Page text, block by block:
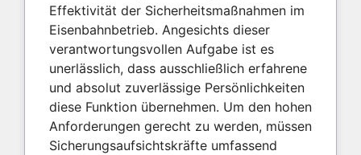
Effektivität der Sicherheitsmaßnahmen im
Eisenbahnbetrieb. Angesichts dieser
verantwortungsvollen Aufgabe ist es
unerlässlich, dass ausschließlich erfahrene
und absolut zuverlässige Persönlichkeiten
diese Funktion übernehmen. Um den hohen
Anforderungen gerecht zu werden, müssen
Sicherungsaufsichtskräfte umfassend